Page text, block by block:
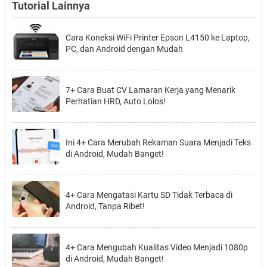
Tutorial Lainnya
Cara Koneksi WiFi Printer Epson L4150 ke Laptop,
PC, dan Android dengan Mudah
7+ Cara Buat CV Lamaran Kerja yang Menarik
Perhatian HRD, Auto Lolos!
Ini 4+ Cara Merubah Rekaman Suara Menjadi Teks
di Android, Mudah Banget!
4+ Cara Mengatasi Kartu SD Tidak Terbaca di
Android, Tanpa Ribet!
4+ Cara Mengubah Kualitas Video Menjadi 1080p
di Android, Mudah Banget!